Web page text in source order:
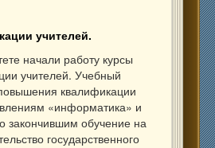
учителей.
начали работу курсы
учителей. Учебный
квалификации
«информатика» и
закончившим обучение на
государственного